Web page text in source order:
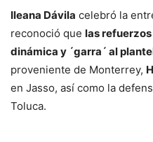
Ileana Dávila celebró la
reconoció que las
dinámica y ´garra´ al
proveniente de Monterrey,
en Jasso, así como la
Toluca.